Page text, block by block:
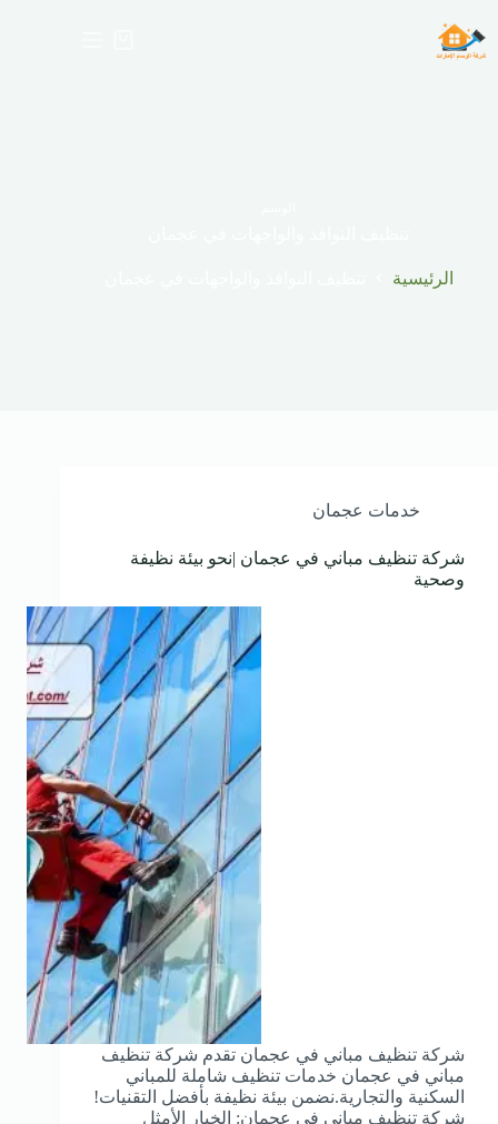
إلى
المحتوى
الرئيسية
خدمات عجمان
شركة تنظيف مباني في عجمان |نحو بيئة نظيفة
وصحية
شركة تنظيف مباني في عجمان تقدم شركة تنظيف
مباني في عجمان خدمات تنظيف شاملة للمباني
السكنية والتجارية.نضمن بيئة نظيفة بأفضل التقنيات!
شركة تنظيف مباني في عجمان: الخيار الأمثل